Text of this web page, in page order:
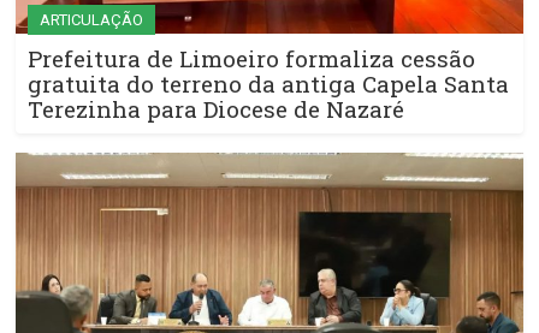
ARTICULAÇÃO
Prefeitura de Limoeiro formaliza cessão
gratuita do terreno da antiga Capela Santa
Terezinha para Diocese de Nazaré